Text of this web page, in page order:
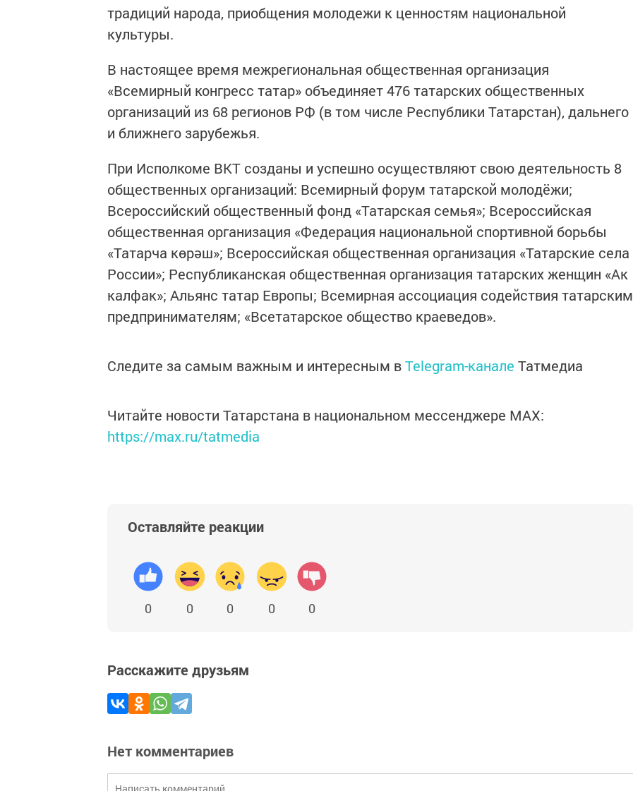
традиций народа, приобщения молодежи к ценностям национальной
культуры.
В настоящее время межрегиональная общественная организация
«Всемирный конгресс татар» объединяет 476 татарских общественных
организаций из 68 регионов РФ (в том числе Республики Татарстан), дальнего
и ближнего зарубежья.
При Исполкоме ВКТ созданы и успешно осуществляют свою деятельность 8
общественных организаций: Всемирный форум татарской молодёжи;
Всероссийский общественный фонд «Татарская семья»; Всероссийская
общественная организация «Федерация национальной спортивной борьбы
«Татарча көрәш»; Всероссийская общественная организация «Татарские села
России»; Республиканская общественная организация татарских женщин «Ак
калфак»; Альянс татар Европы; Всемирная ассоциация содействия татарским
предпринимателям; «Всетатарское общество краеведов».
Следите за самым важным и интересным вTelegram-канале Татмедиа
Читайте новости Татарстана в национальном мессенджере MАХ:
https://max.ru/tatmedia
Оставляйте реакции
0 0 0 0 0
Расскажите друзьям
Нет комментариев